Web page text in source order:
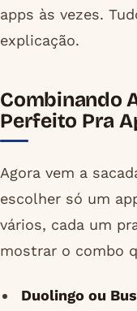
apps às vezes.
explicação.
Combinando
Perfeito Pra
Agora vem a
escolher só um
vários, cada um
mostrar o combo
Duolingo ou